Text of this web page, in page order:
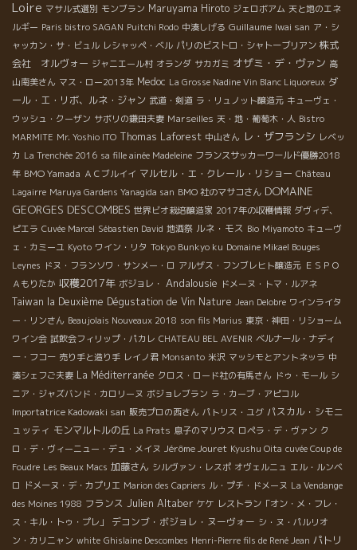
Loire マサル式選別 モンブラン Maruyama Hiroto ジェロボアム 天と地のエネ
ルギー Paris bistro SAGAN Puitchi Rodo 中湊しげる Guillaume Iwai san ア・シ
ャッカン・サ・ビュル レシャッペ・ベル パリのビストロ・シャトーブリアン 株式
会社 オルヴォー ジャニエール村 オランダ サカガミ オザミ・デ・ヴァン 高
山南美さん マス・ロー2013年 Medoc La Grosse Nadine Vin Blanc Liquoreux ダ
ール・エ・リボ、ルネ・ジャン 武道・剣道 ラ・リュノット醸造元 キューヴェ・
ウッシュ・クーザン サボリの鎌田夫妻 Marseilles 天・地・葡萄木・人 Bistro
MARMITE Mr. Yoshio ITO Thomas Laforest 中山さん レ・ザフランシ レベッ
カ La Trenchée 2016 sa fille ainée Madeleine フランスサッカーワールド優勝2018
年 BMO Yamada ＡＣブルイイ マルセル・エ・クレール・リショー Château
Lagairre Maruya Gardens Yanagida san BMO 社のマサコさん DOMAINE
GEORGES DESCOMBES 世界ビオ栽培醸造家 2017年の収穫情報 ダヴィデ、
ピエラ Cuvée Marcel Sébastien David 地酒祭 ルネ・モス Bio Miyamoto キューヴ
ェ・カミーユ Kyoto ワイン・リタ Tokyo Bunkyo ku Domaine Mikael Bouges
Leynes ドヌ・フランソワ・サンメー・ロ アルザス・フンブレヒト醸造元 ＥＳＰＯ
Ａもりたか 収穫2017年 ボジョレ・ Andalousie ドメーヌ・トマ・ルアネ
Taiwan la Deuxième Dégustation de Vin Nature Jean Delobre ワインライタ
ー・リンさん Beaujolais Nouveaux 2018 son fils Marius 東京・神田・リショーム
ワイン会 試飲会フィリップ・パカレ CHATEAU BEL AVENIR ベルナール・ナディ
ー・フコー 売り手と造り手 レイノ君 Monsanto 米沢 マッシモとアントネッラ 中
湊シェフご夫妻 La Méditerranée クロス・ロード社の有馬さん ドゥ・モール シ
ニア・ジャズバンド・カロリーヌ ボジョレブラン ラ・カーブ・アピコル
Importatrice Kadowaki san 販売プロの西さん パトリス・ユグ パスカル・シモニ
ュッティ モンマルトルの丘 La Prats 息子のマリウス ロペラ・デ・ヴァン ク
ロ・デ・ヴィーニュー・デュ・メイヌ Jérôme Jouret Kyushu Oita cuvée Coup de
Foudre Les Beaux Macs 加藤さん シルヴァン・レスポ オヴェルニュ エル・ルンベ
ロ ドメーヌ・デ・カプリエ Marion des Capriers ル・プチ・ドメーヌ La Vendange
des Moines 1988 フランス Julien Altaber ケケ レストラン「オン・メ・フレ・
ス・キル・トゥ・プレ」
デコンブ・ボジョレ・ヌーヴォー シ・ヌ・パルリオ
ン・カリニャン white Ghislaine Descombes Henri-Pierre fils de René Jean パトリ